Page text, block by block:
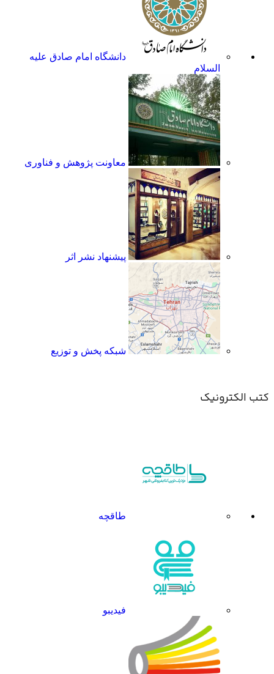
دانشگاه امام صادق علیه
السلام
معاونت پژوهش و فناوری
پیشنهاد نشر اثر
شبکه پخش و توزیع
کتب الکترونیک
طاقچه
فیدیبو